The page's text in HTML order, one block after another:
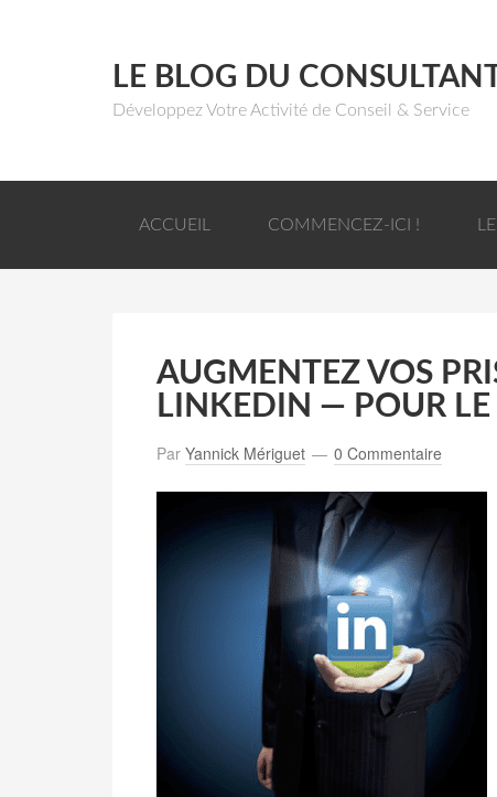
LE BLOG DU
Développez Votre Activité de Conseil & Service
ACCUEIL COMMENCEZ-ICI !
AUGMENTEZ VOS
LINKEDIN — POUR
Par Yannick Mériguet 0 Commentaire